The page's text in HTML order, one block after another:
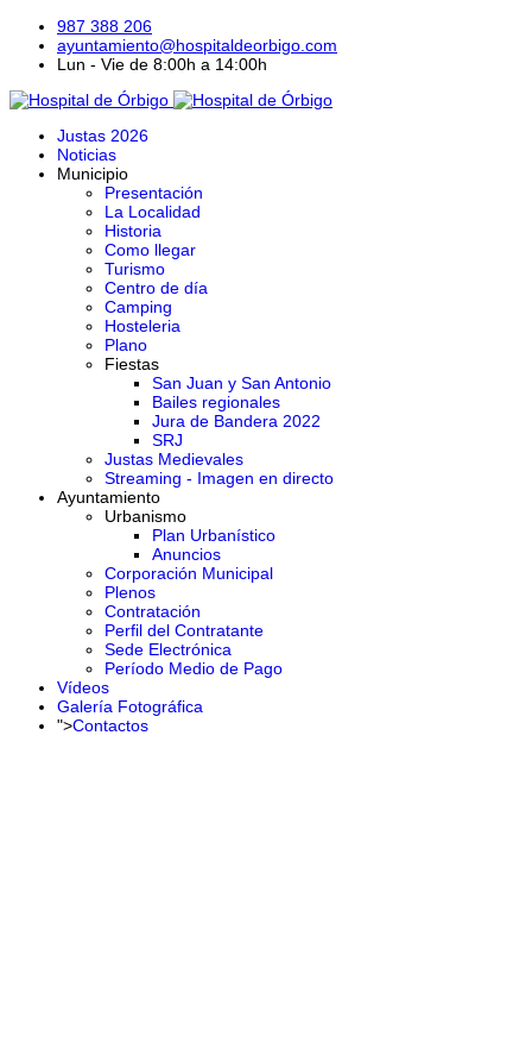
987 388 206
ayuntamiento@hospitaldeorbigo.com
Lun - Vie de 8:00h a 14:00h
Justas 2026
Noticias
Municipio
Presentación
La Localidad
Historia
Como llegar
Turismo
Centro de día
Camping
Hosteleria
Plano
Fiestas
San Juan y San Antonio
Bailes regionales
Jura de Bandera 2022
SRJ
Justas Medievales
Streaming - Imagen en directo
Ayuntamiento
Urbanismo
Plan Urbanístico
Anuncios
Corporación Municipal
Plenos
Contratación
Perfil del Contratante
Sede Electrónica
Período Medio de Pago
Vídeos
Galería Fotográfica
">Contactos